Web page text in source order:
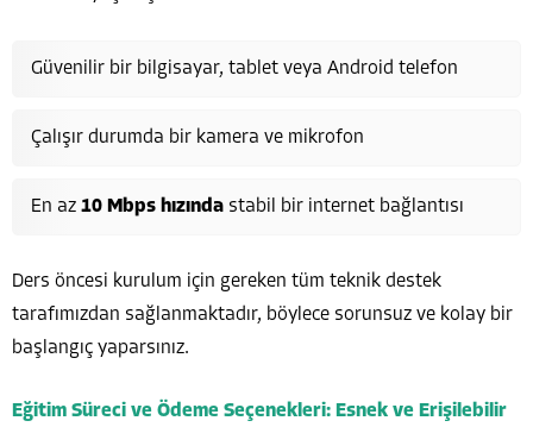
Güvenilir bir bilgisayar, tablet veya Android telefon
Çalışır durumda bir kamera ve mikrofon
En az 10 Mbps hızında stabil bir internet bağlantısı
Ders öncesi kurulum için gereken tüm teknik destek
tarafımızdan sağlanmaktadır, böylece sorunsuz ve kolay bir
başlangıç yaparsınız.
Eğitim Süreci ve Ödeme Seçenekleri: Esnek ve Erişilebilir